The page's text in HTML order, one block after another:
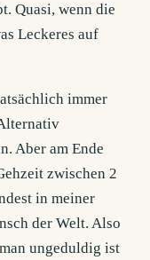
Quasi, wenn die
Leckeres auf
immer
Aber am Ende
zwischen 2
in meiner
der Welt. Also
ungeduldig ist